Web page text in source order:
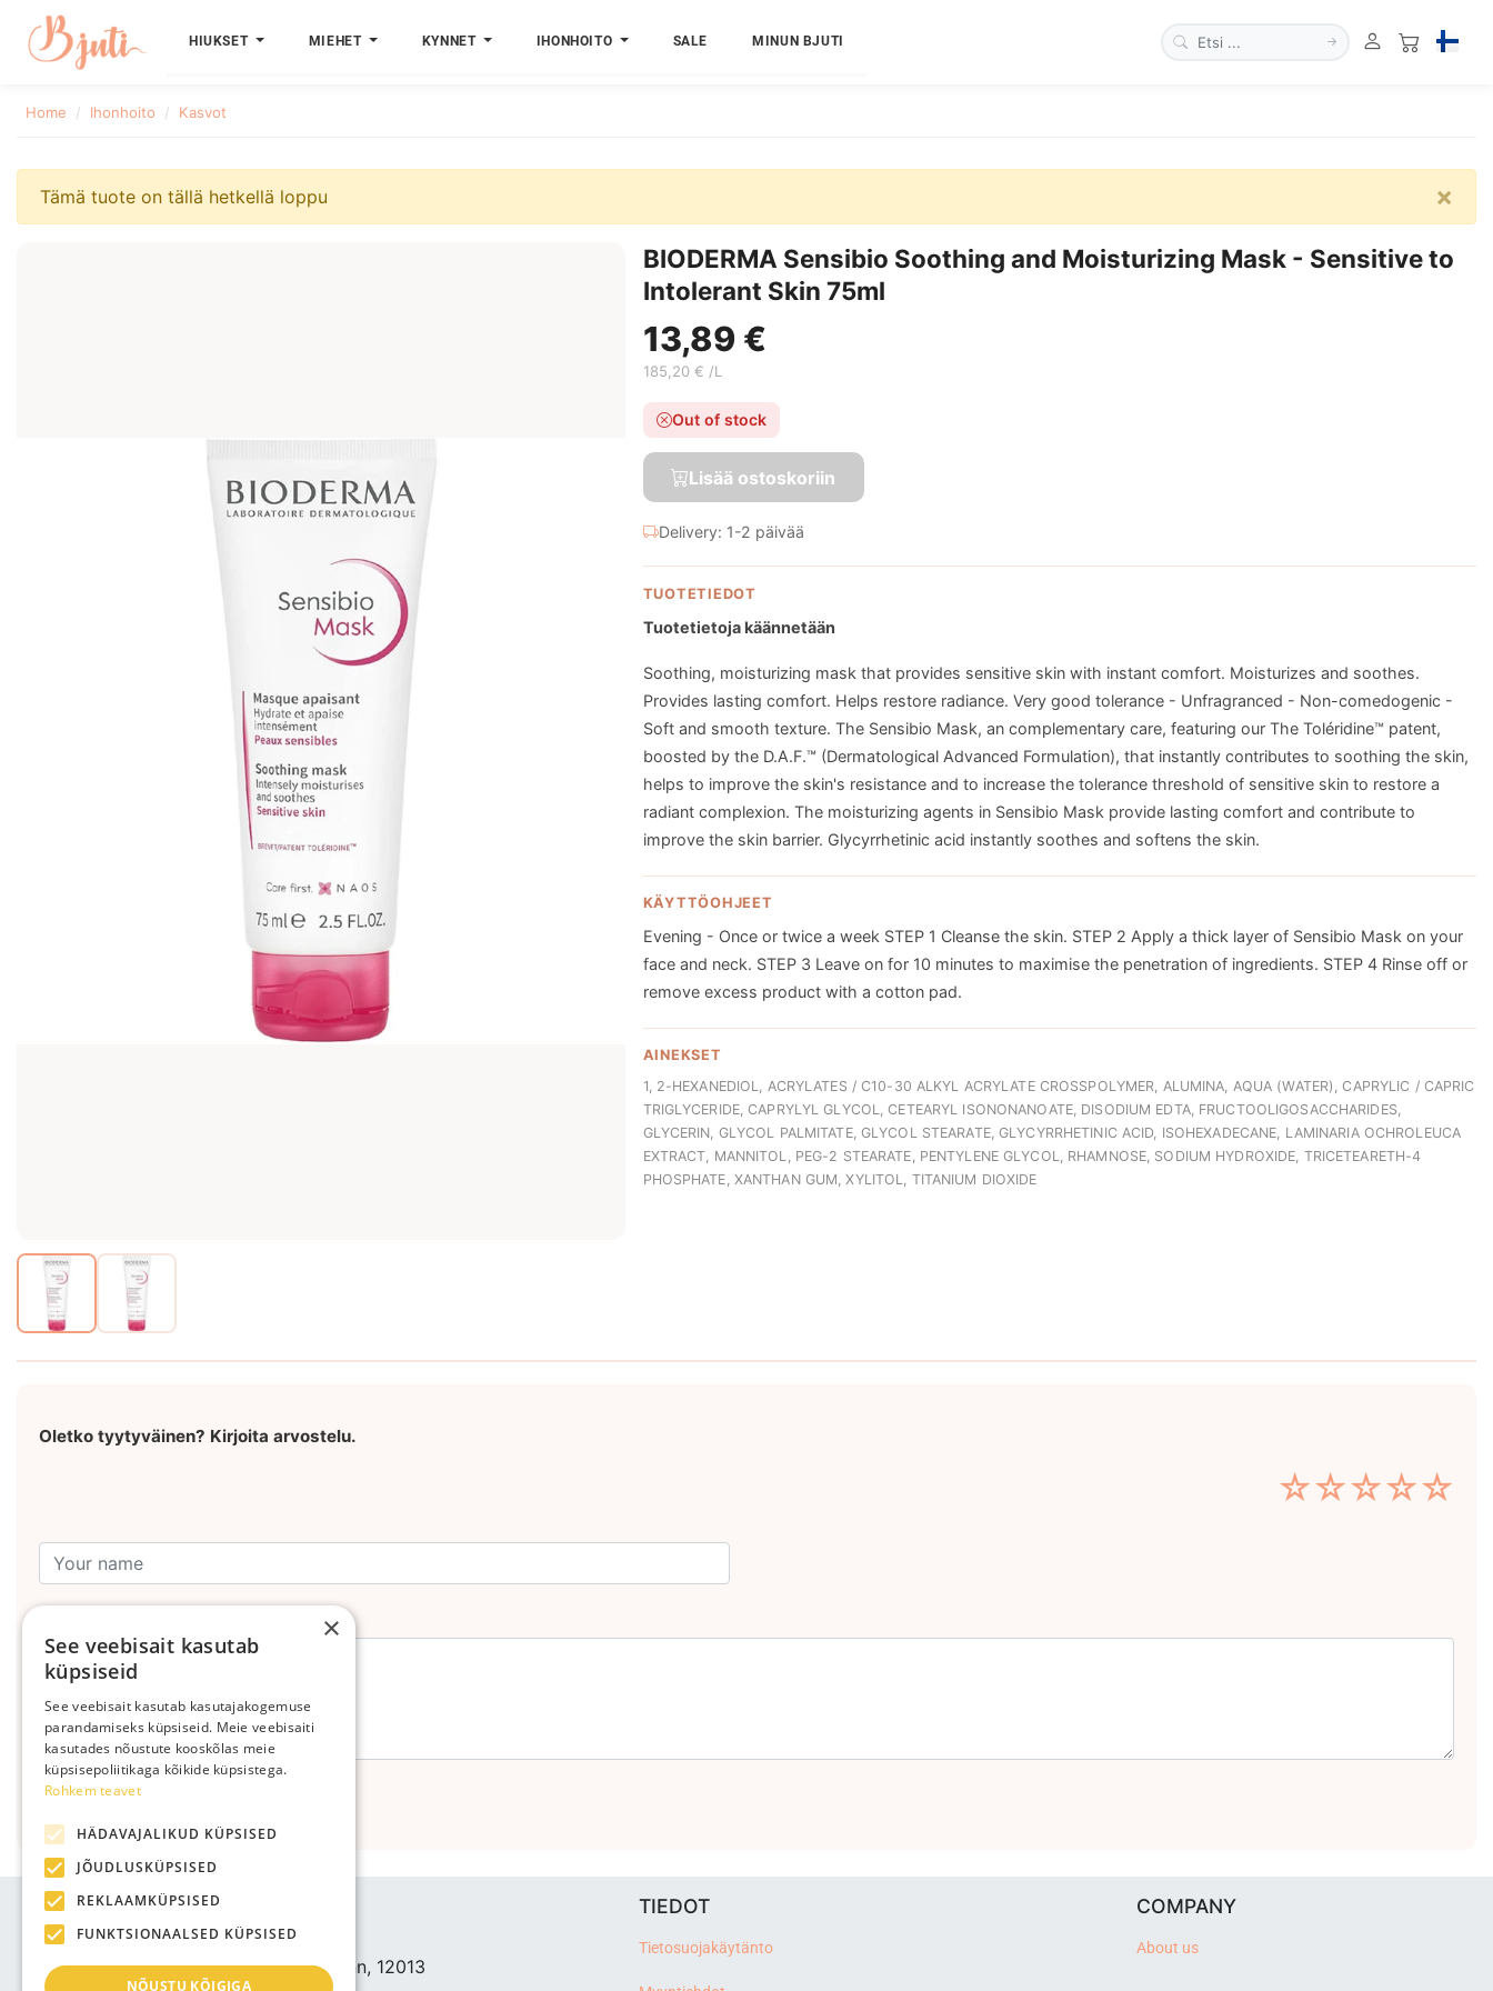
HIUKSET MIEHET KYNNET IHONHOITO SALE MINUN BJUTI
Home Ihonhoito Kasvot
Tämä tuote on tällä hetkellä loppu ×
BIODERMA Sensibio Soothing and Moisturizing Mask - Sensitive to
Intolerant Skin 75ml
13,89 €
185,20 € /L
Out of stock
Lisää ostoskoriin
Delivery: 1-2 päivää
TUOTETIEDOT
Tuotetietoja käännetään
Soothing, moisturizing mask that provides sensitive skin with instant comfort. Moisturizes and soothes.
Provides lasting comfort. Helps restore radiance. Very good tolerance - Unfragranced - Non-comedogenic -
Soft and smooth texture. The Sensibio Mask, an complementary care, featuring our The Toléridine™ patent,
boosted by the D.A.F.™ (Dermatological Advanced Formulation), that instantly contributes to soothing the skin,
helps to improve the skin's resistance and to increase the tolerance threshold of sensitive skin to restore a
radiant complexion. The moisturizing agents in Sensibio Mask provide lasting comfort and contribute to
improve the skin barrier. Glycyrrhetinic acid instantly soothes and softens the skin.
KÄYTTÖOHJEET
Evening - Once or twice a week STEP 1 Cleanse the skin. STEP 2 Apply a thick layer of Sensibio Mask on your
face and neck. STEP 3 Leave on for 10 minutes to maximise the penetration of ingredients. STEP 4 Rinse off or
remove excess product with a cotton pad.
AINEKSET
1, 2-HEXANEDIOL, ACRYLATES / C10-30 ALKYL ACRYLATE CROSSPOLYMER, ALUMINA, AQUA (WATER), CAPRYLIC / CAPRIC
TRIGLYCERIDE, CAPRYLYL GLYCOL, CETEARYL ISONONANOATE, DISODIUM EDTA, FRUCTOOLIGOSACCHARIDES,
GLYCERIN, GLYCOL PALMITATE, GLYCOL STEARATE, GLYCYRRHETINIC ACID, ISOHEXADECANE, LAMINARIA OCHROLEUCA
EXTRACT, MANNITOL, PEG-2 STEARATE, PENTYLENE GLYCOL, RHAMNOSE, SODIUM HYDROXIDE, TRICETEARETH-4
PHOSPHATE, XANTHAN GUM, XYLITOL, TITANIUM DIOXIDE
Oletko tyytyväinen? Kirjoita arvostelu.
☆
☆
☆
☆
☆
Send
YHETYSTIEDOT
Bjuti Kaubandus OÜ
Vabaõhukooli tee 4, Tallinn, 12013
TIEDOT
Tietosuojakäytänto
COMPANY
About us
×
See veebisait kasutab
küpsiseid
See veebisait kasutab kasutajakogemuse
parandamiseks küpsiseid. Meie veebisaiti
kasutades nõustute kooskõlas meie
küpsisepoliitikaga kõikide küpsistega.
Rohkem teavet
HÄDAVAJALIKUD KÜPSISED
JÕUDLUSKÜPSISED
REKLAAMKÜPSISED
FUNKTSIONAALSED KÜPSISED
NÕUSTU KÕIGIGA